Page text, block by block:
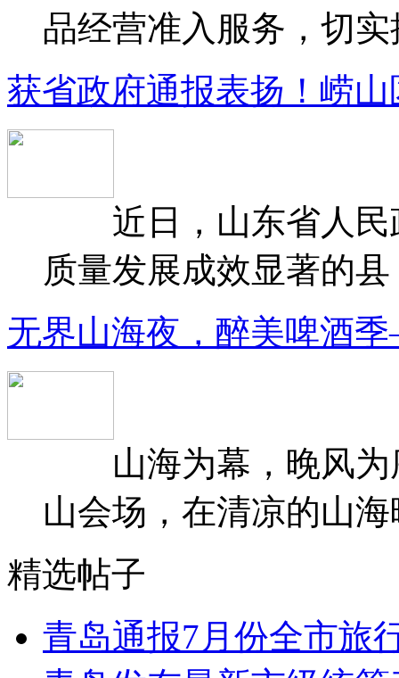
品经营准入服务，切
获省政府通报表扬！崂
近日，山东省人民
质量发展成效显著的
无界山海夜，醉美啤酒
山海为幕，晚风为
山会场，在清凉的山
精选帖子
青岛通报7月份全市旅